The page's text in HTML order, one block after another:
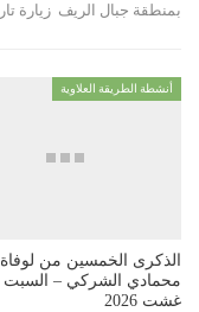
بمنطقة جبال الريف زيارة
أنشطة الطريقة العلاوية
الذكرى الخمسين من
غشت 2026